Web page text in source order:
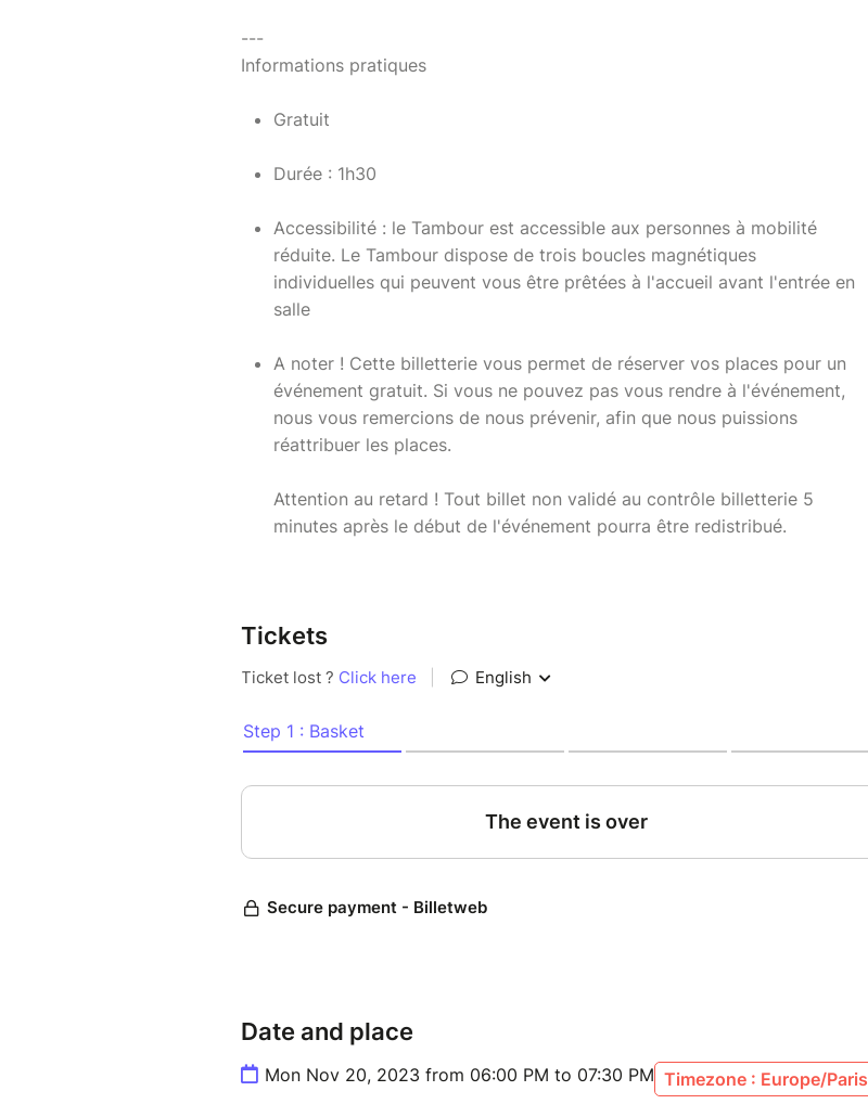
---
Informations pratiques
Gratuit
Durée : 1h30
Accessibilité : le Tambour est accessible aux personnes à mobilité
réduite. Le Tambour dispose de trois boucles magnétiques
individuelles qui peuvent vous être prêtées à l'accueil avant l'entrée en
salle
A noter ! Cette billetterie vous permet de réserver vos places pour un
événement gratuit. Si vous ne pouvez pas vous rendre à l'événement,
nous vous remercions de nous prévenir, afin que nous puissions
réattribuer les places.
Attention au retard ! Tout billet non validé au contrôle billetterie 5
minutes après le début de l'événement pourra être redistribué.
Tickets
Date and place
Mon Nov 20, 2023 from 06:00 PM to 07:30 PM Timezone : Europe/Paris